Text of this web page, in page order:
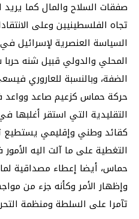
صفقات السلاح والمال كما
تجاه الفلسطينيين وعلى
السياسة العنصرية لإسرائيل
المحلي والدولي قبيل شنه
الضفة، وبالنسبة للعاروري
حركة حماس كزعيم صاعد وواعد
التقليدية التي استقر أغلبها
كقائد وطني وإقليمي يستطيع
التغطية على ما آلت اليه
حماس، أيضا إعطاء مصداقية
وإظهار الأمر وكأنه جزء من
تآمرا على السلطة ومنظمة